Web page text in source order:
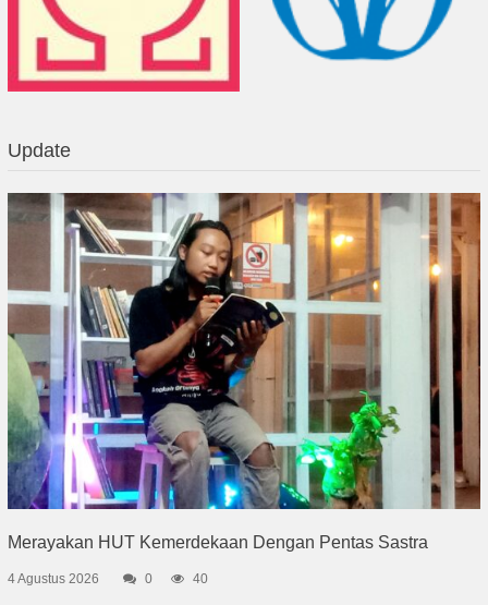
Update
Merayakan HUT Kemerdekaan Dengan Pentas Sastra
4 Agustus 2026 0 40